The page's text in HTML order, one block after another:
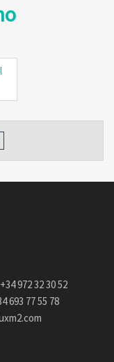
972 32 30 52
693 77 55 78